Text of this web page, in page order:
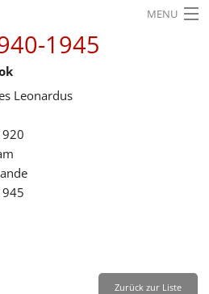
MENU
Leichte Sprache
1945
Leonardus
Zurück zur Liste